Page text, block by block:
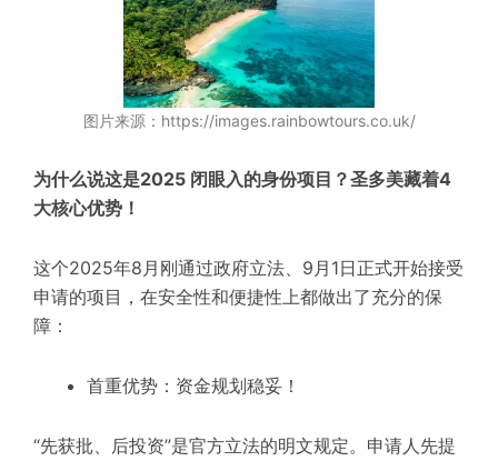
图片来源：https://images.rainbowtours.co.uk/
为什么说这是2025 闭眼入的身份项目？圣多美藏着4
大核心优势！
这个2025年8月刚通过政府立法、9月1日正式开始接受
申请的项目，在安全性和便捷性上都做出了充分的保
障：
首重优势：资金规划稳妥！
“先获批、后投资”是官方立法的明文规定。申请人先提